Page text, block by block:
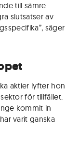
till sämre
slutsatser av
säger
aktier lyfter hon
för tillfället.
kommit in
varit ganska